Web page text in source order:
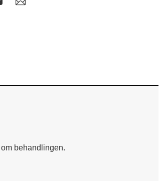
behandlingen.